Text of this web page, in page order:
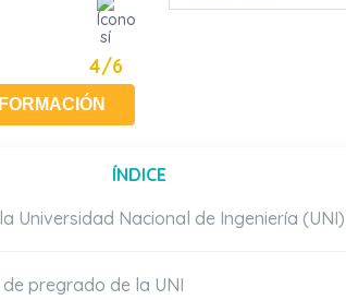
4/6
ÍNDICE
Universidad Nacional de Ingeniería (UNI)
pregrado de la UNI